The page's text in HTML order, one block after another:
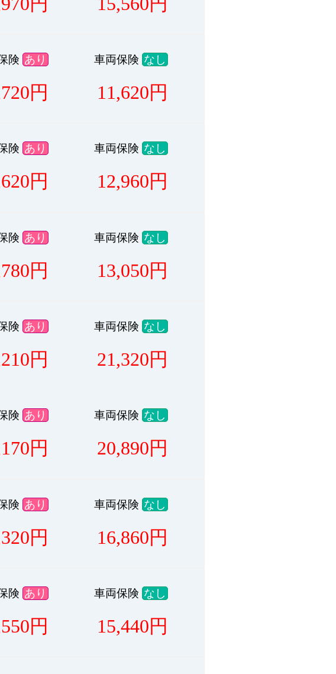
険 あり
円
車両保険 なし
11,620円
険 あり
円
車両保険 なし
12,960円
険 あり
円
車両保険 なし
13,050円
険 あり
円
車両保険 なし
21,320円
険 あり
円
車両保険 なし
20,890円
険 あり
円
車両保険 なし
16,860円
険 あり
円
車両保険 なし
15,440円